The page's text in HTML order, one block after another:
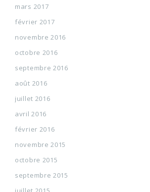
mars 2017
février 2017
novembre 2016
octobre 2016
septembre 2016
août 2016
juillet 2016
avril 2016
février 2016
novembre 2015
octobre 2015
septembre 2015